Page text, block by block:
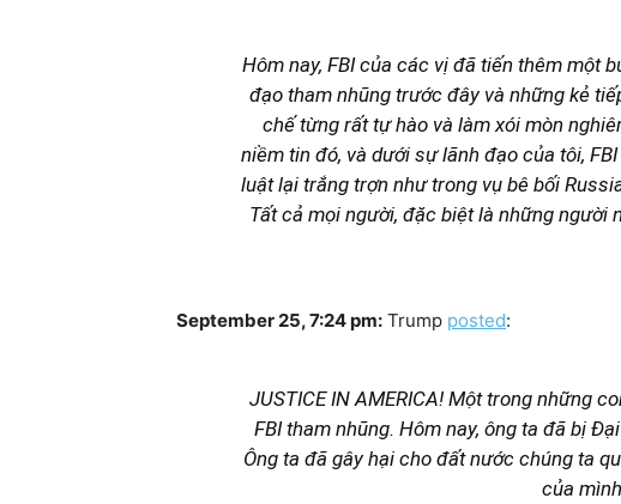
Hôm nay, FBI của các vị đã tiến thêm một
đạo tham nhũng trước đây và những kẻ
chế từng rất tự hào và làm xói mòn
niềm tin đó, và dưới sự lãnh đạo của tôi,
luật lại trắng trợn như trong vụ bê bối
Tất cả mọi người, đặc biệt là những người
September 25, 7:24 pm: Trump posted:
JUSTICE IN AMERICA! Một trong những
FBI tham nhũng. Hôm nay, ông ta đã bị
Ông ta đã gây hại cho đất nước chúng ta
của